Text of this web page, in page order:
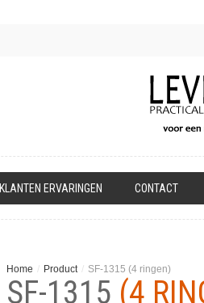
KLANTEN ERVARINGEN CONTACT
Home / Product / SF-1315 (4 ringen)
SF-1315 (4